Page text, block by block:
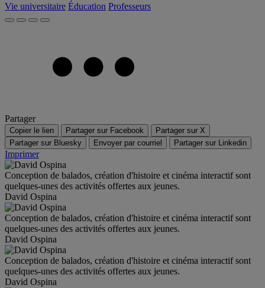
Vie universitaire Éducation Professeurs
Partager
Copier le lien Partager sur Facebook
Partager sur X
Partager sur Bluesky
Envoyer par courriel Partager sur Linkedin
Imprimer
Conception de balados, création d'histoire et cinéma interactif sont
quelques-unes des activités offertes aux jeunes.
David Ospina
Conception de balados, création d'histoire et cinéma interactif sont
quelques-unes des activités offertes aux jeunes.
David Ospina
Conception de balados, création d'histoire et cinéma interactif sont
quelques-unes des activités offertes aux jeunes.
David Ospina